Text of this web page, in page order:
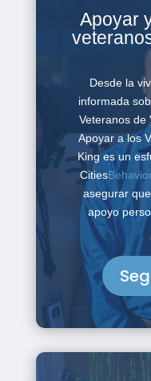
Apoyar
Desde la
informada
Veteranos de
Apoyar a los
King es un
Cities
asegurar
apoyo